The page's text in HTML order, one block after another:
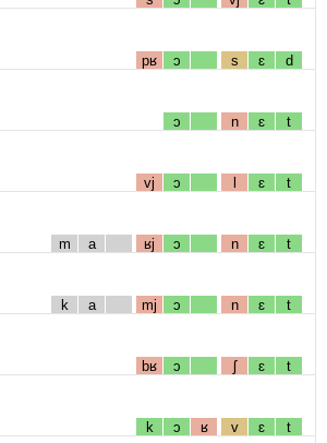
pʁ ɔ s ɛ d
ɔ n ɛ t
vj ɔ l ɛ t
m a ʁj ɔ n ɛ t
k a mj ɔ n ɛ t
bʁ ɔ ʃ ɛ t
k ɔ ʁ v ɛ t